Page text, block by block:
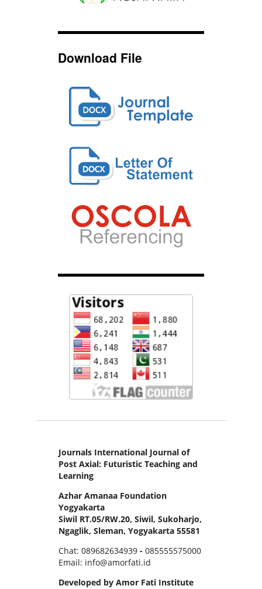
Download File
Journals International Journal of
Post Axial: Futuristic Teaching and
Learning
Azhar Amanaa Foundation
Yogyakarta
Siwil RT.05/RW.20, Siwil, Sukoharjo,
Ngaglik, Sleman, Yogyakarta 55581
Chat: 089682634939- 085555575000
Email: info@amorfati.id
Developed by Amor Fati Institute